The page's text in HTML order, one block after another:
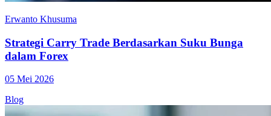
Erwanto Khusuma
Strategi Carry Trade Berdasarkan Suku Bunga
dalam Forex
05 Mei 2026
Blog